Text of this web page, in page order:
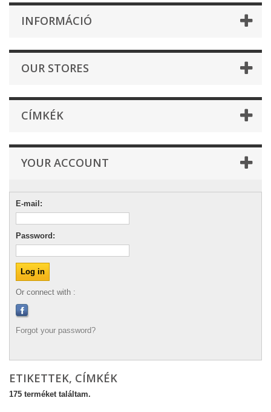
INFORMÁCIÓ
OUR STORES
CÍMKÉK
YOUR ACCOUNT
E-mail:
Password:
Or connect with :
Forgot your password?
ETIKETTEK, CÍMKÉK
175 terméket találtam.